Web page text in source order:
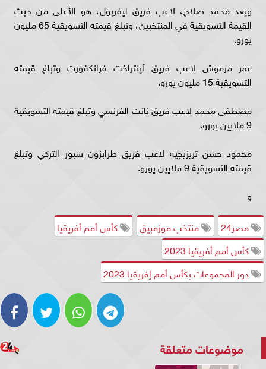
ويعد محمد صلاح، لاعب فريق ليفربول، هو الأعلى من حيث
القيمة التسويقية في المنتخبين، وتبلغ قيمته التسويقية 65 مليون
يورو.
عمر مرموش لاعب فريق آينتراخت فرانكفورت وتبلغ قيمته
التسويقية 15 مليون يورو.
مصطفى محمد لاعب فريق نانت الفرنسي وتبلغ قيمته التسويقية
9 ملايين يورو.
محمود حسن تريزيجيه لاعب فريق طرابزون سبور التركي وتبلغ
قيمته التسويقية 9 ملايين يورو.
و
مصر24
منتخب موزمبيق
كأس أمم أفريقيا
كأس أمم أفريقيا 2023
دور المجموعات بكأس أمم إفريقيا 2023
موضوعات متعلقة